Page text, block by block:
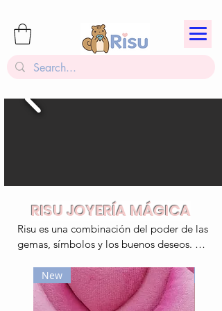
RISU JOYERÍA MÁGICA
Risu es una combinación del poder de las
gemas, símbolos y los buenos deseos.
diseño, es el poder de un amuleto
moderno que puedes usar todos los días y
cada que los uses estarás pensando en
New